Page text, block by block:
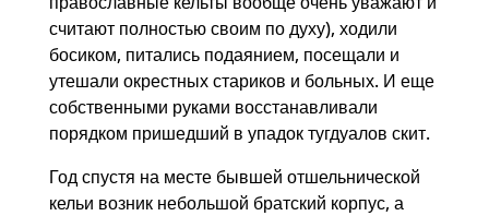
считают полностью своим по духу), ходили
босиком, питались подаянием, посещали и
утешали окрестных стариков и больных. И еще
собственными руками восстанавливали
порядком пришедший в упадок тугдуалов скит.
Год спустя на месте бывшей отшельнической
кельи возник небольшой братский корпус, а